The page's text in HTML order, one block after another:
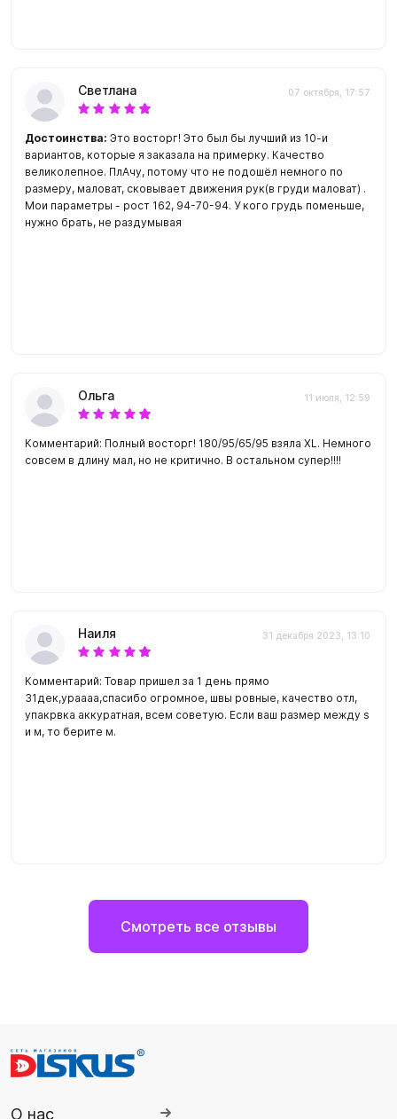
Светлана 07 октября, 17:57
Достоинства: Это восторг! Это был бы лучший из 10-и
вариантов, которые я заказала на примерку. Качество
великолепное. ПлАчу, потому что не подошёл немного по
размеру, маловат, сковывает движения рук(в груди маловат) .
Мои параметры - рост 162, 94-70-94. У кого грудь поменьше,
нужно брать, не раздумывая
Ольга 11 июля, 12:59
Комментарий: Полный восторг! 180/95/65/95 взяла XL. Немного
совсем в длину мал, но не критично. В остальном супер!!!!
Наиля 31 декабря 2023, 13:10
Комментарий: Товар пришел за 1 день прямо
31дек,ураааа,спасибо огромное, швы ровные, качество отл,
упакрвка аккуратная, всем советую. Если ваш размер между s
и м, то берите м.
Смотреть все отзывы
О нас